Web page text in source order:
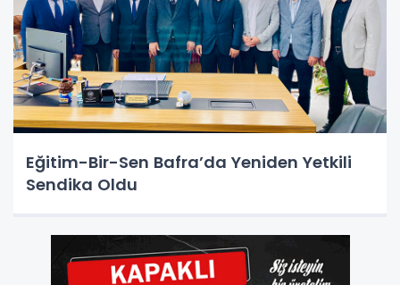
Eğitim-Bir-Sen Bafra’da Yeniden Yetkili
Sendika Oldu